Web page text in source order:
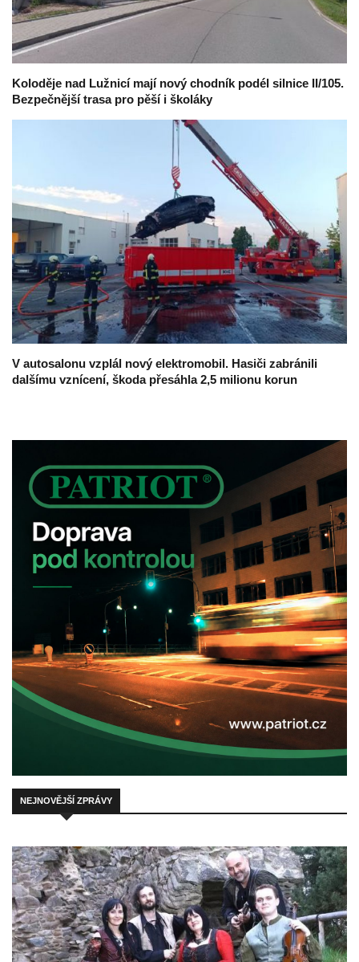
Koloděje nad Lužnicí mají nový chodník podél silnice II/105.
Bezpečnější trasa pro pěší i školáky
V autosalonu vzplál nový elektromobil. Hasiči zabránili
dalšímu vznícení, škoda přesáhla 2,5 milionu korun
NEJNOVĚJŠÍ ZPRÁVY